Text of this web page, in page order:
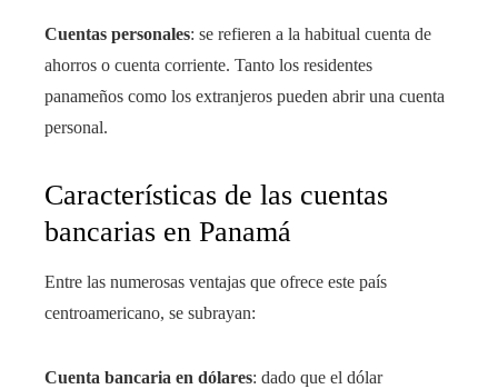
Cuentas personales: se refieren a la habitual cuenta de
ahorros o cuenta corriente. Tanto los residentes
panameños como los extranjeros pueden abrir una cuenta
personal.
Características de las cuentas
bancarias en Panamá
Entre las numerosas ventajas que ofrece este país
centroamericano, se subrayan:
Cuenta bancaria en dólares: dado que el dólar